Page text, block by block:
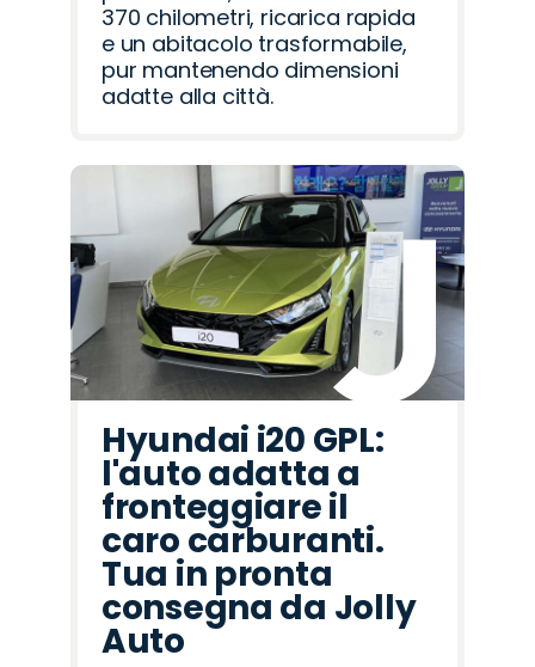
370 chilometri, ricarica rapida
e un abitacolo trasformabile,
pur mantenendo dimensioni
adatte alla città.
Hyundai i20 GPL:
l'auto adatta a
fronteggiare il
caro carburanti.
Tua in pronta
consegna da Jolly
Auto